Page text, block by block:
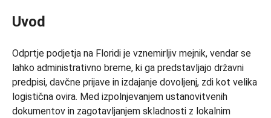
Uvod
Odprtje podjetja na Floridi je vznemirljiv mejnik, vendar se
lahko administrativno breme, ki ga predstavljajo državni
predpisi, davčne prijave in izdajanje dovoljenj, zdi kot velika
logistična ovira. Med izpolnjevanjem ustanovitvenih
dokumentov in zagotavljanjem skladnosti z lokalnim